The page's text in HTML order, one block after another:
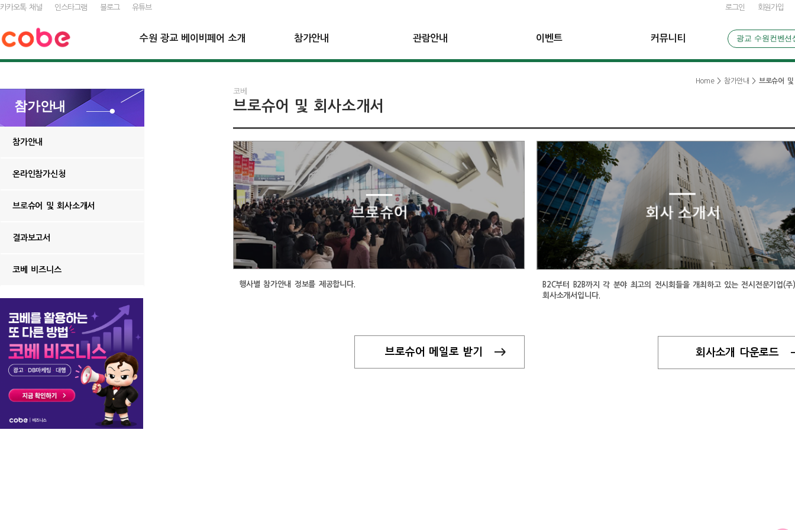
카카오톡 채널 인스타그램 블로그 유튜브 로그인 회원가입
광교 수원컨벤션
수원 광교 베이비페어 소개 참가안내 관람안내 이벤트 커뮤니티
참가안내
참가안내
온라인참가신청
브로슈어 및 회사소개서
결과보고서
코베 비즈니스
Home> 참가안내 > 브로슈어
코베
브로슈어 및 회사소개서
행사별 참가안내 정보를 제공합니다.
브로슈어 메일로 받기
B2C부터 B2B까지 각 분야 최고의 전시회들을 개최하고 있는 전시전문기업(주
회사소개서입니다.
회사소개 다운로드